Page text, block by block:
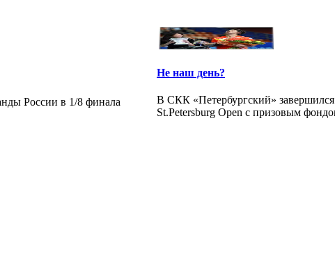
России в 1/8 финала
Не наш день?
В СКК «Петербургский»
St.Petersburg Open с призовым